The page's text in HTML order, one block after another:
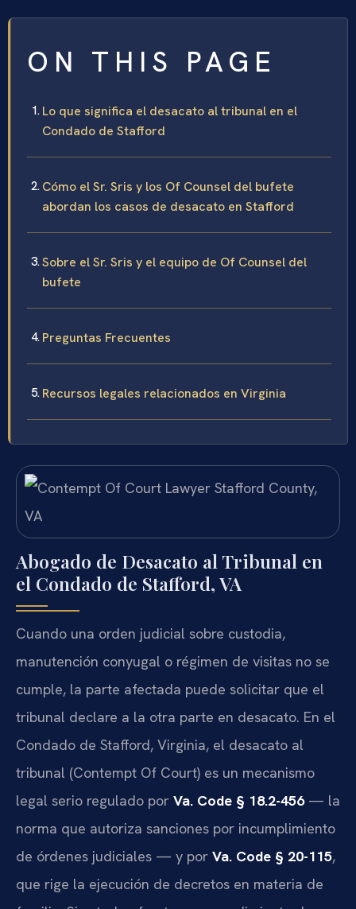
ON THIS PAGE
Lo que significa el desacato al tribunal en el
Condado de Stafford
Cómo el Sr. Sris y los Of Counsel del bufete
abordan los casos de desacato en Stafford
Sobre el Sr. Sris y el equipo de Of Counsel del
bufete
Preguntas Frecuentes
Recursos legales relacionados en Virginia
Abogado de Desacato al Tribunal en
el Condado de Stafford, VA
Cuando una orden judicial sobre custodia,
manutención conyugal o régimen de visitas no se
cumple, la parte afectada puede solicitar que el
tribunal declare a la otra parte en desacato. En el
Condado de Stafford, Virginia, el desacato al
tribunal (Contempt Of Court) es un mecanismo
legal serio regulado por Va. Code § 18.2-456— la
norma que autoriza sanciones por incumplimiento
de órdenes judiciales — y por Va. Code § 20-115,
que rige la ejecución de decretos en materia de